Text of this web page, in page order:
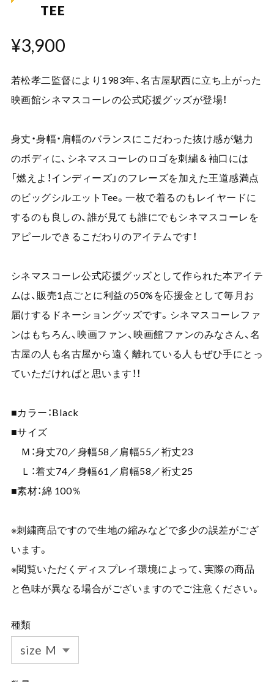
TEE
¥3,900
若松孝二監督により1983年、名古屋駅西に立ち上がった
映画館シネマスコーレの公式応援グッズが登場！
身丈・身幅・肩幅のバランスにこだわった抜け感が魅力
のボディに、シネマスコーレのロゴを刺繍＆袖口には
「燃えよ！インディーズ」のフレーズを加えた王道感満点
のビッグシルエットTee。一枚で着るのもレイヤードに
するのも良しの、誰が見ても誰にでもシネマスコーレを
アピールできるこだわりのアイテムです！
シネマスコーレ公式応援グッズとして作られた本アイテ
ムは、販売1点ごとに利益の50%を応援金として毎月お
届けするドネーショングッズです。シネマスコーレファ
ンはもちろん、映画ファン、映画館ファンのみなさん、名
古屋の人も名古屋から遠く離れている人もぜひ手にとっ
ていただければと思います！！
■カラー：Black
■サイズ
Ｍ：身丈70／身幅58／肩幅55／裄丈23
Ｌ：着丈74／身幅61／肩幅58／裄丈25
■素材：綿 100％
※刺繍商品ですので生地の縮みなどで多少の誤差がござ
います。
※閲覧いただくディスプレイ環境によって、実際の商品
と色味が異なる場合がございますのでご注意ください。
種類